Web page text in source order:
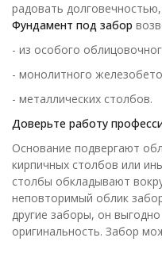
радовать
Фундамент под забор
- из особого
- монолитного
- металлических столбов.
Доверьте работу
Основание подвергают
кирпичных столбов или
столбы обкладывают
неповторимый облик
другие заборы, он
оригинальность. Забор